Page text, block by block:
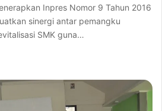
Inpres Nomor 9 Tahun 2016
sinergi antar pemangku
SMK guna…